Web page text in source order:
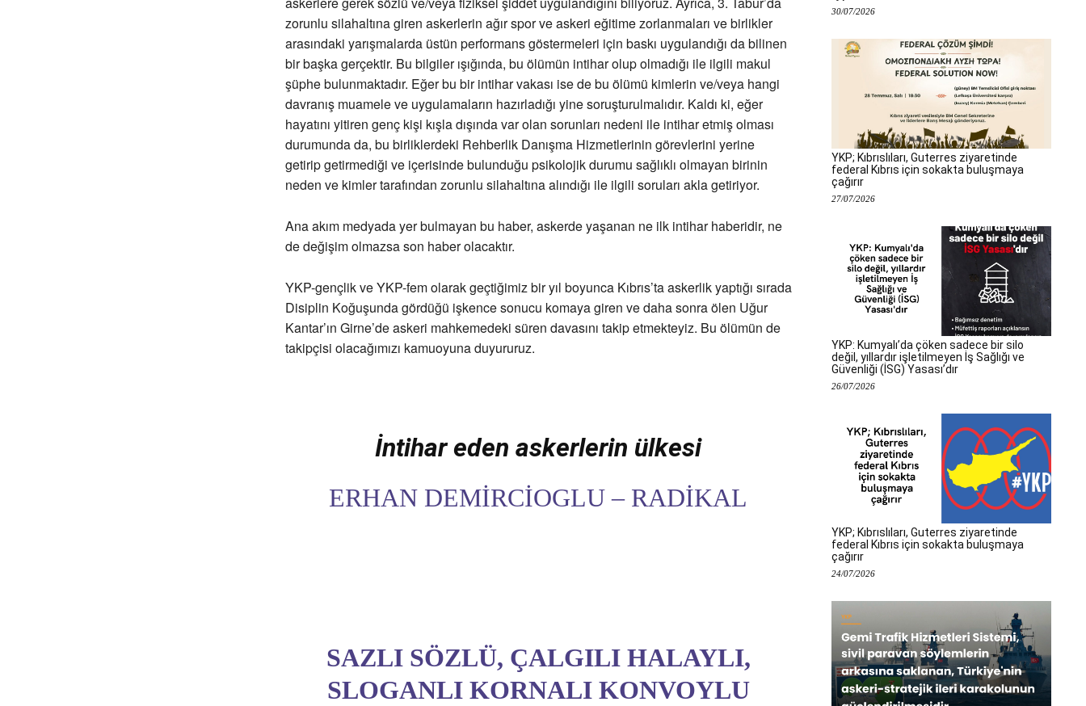
zorunlu silahaltına giren askerlerin ağır spor ve askeri eğitime zorlanmaları ve birlikler
arasındaki yarışmalarda üstün performans göstermeleri için baskı uygulandığı da bilinen
bir başka gerçektir. Bu bilgiler ışığında, bu ölümün intihar olup olmadığı ile ilgili makul
şüphe bulunmaktadır. Eğer bu bir intihar vakası ise de bu ölümü kimlerin ve/veya hangi
davranış muamele ve uygulamaların hazırladığı yine soruşturulmalıdır. Kaldı ki, eğer
hayatını yitiren genç kişi kışla dışında var olan sorunları nedeni ile intihar etmiş olması
durumunda da, bu birliklerdeki Rehberlik Danışma Hizmetlerinin görevlerini yerine
getirip getirmediği ve içerisinde bulunduğu psikolojik durumu sağlıklı olmayan birinin
neden ve kimler tarafından zorunlu silahaltına alındığı ile ilgili soruları akla getiriyor.
Ana akım medyada yer bulmayan bu haber, askerde yaşanan ne ilk intihar haberidir, ne
de değişim olmazsa son haber olacaktır.
YKP-gençlik ve YKP-fem olarak geçtiğimiz bir yıl boyunca Kıbrıs’ta askerlik yaptığı sırada
Disiplin Koğuşunda gördüğü işkence sonucu komaya giren ve daha sonra ölen Uğur
Kantar’ın Girne’de askeri mahkemedeki süren davasını takip etmekteyiz. Bu ölümün de
takipçisi olacağımızı kamuoyuna duyururuz.
İntihar eden askerlerin ülkesi
ERHAN DEMIRCIOGLU – RADIKAL
SAZLI SÖZLÜ, ÇALGILI HALAYLI,
SLOGANLI KORNALI KONVOYLU
30/07/2026
YKP; Kıbrıslıları, Guterres ziyaretinde
federal Kıbrıs için sokakta buluşmaya
çağırır
27/07/2026
YKP: Kumyalı’da çöken sadece bir silo
değil, yıllardır işletilmeyen İş Sağlığı ve
Güvenliği (İSG) Yasası’dır
26/07/2026
YKP; Kıbrıslıları, Guterres ziyaretinde
federal Kıbrıs için sokakta buluşmaya
çağırır
24/07/2026